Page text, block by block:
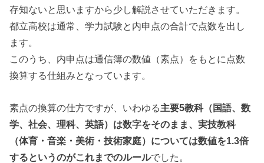
存知ないと思いますから少し解説させていただきます。
都立高校は通常、学力試験と内申点の合計で点数を出し
ます。
このうち、内申点は通信簿の数値（素点）をもとに点数
換算する仕組みとなっています。
素点の換算の仕方ですが、いわゆる主要5教科（国語、数
学、社会、理科、英語）は数字をそのまま、実技教科
（体育・音楽・美術・技術家庭）については数値を1.3倍
するというのがこれまでのルールでした。